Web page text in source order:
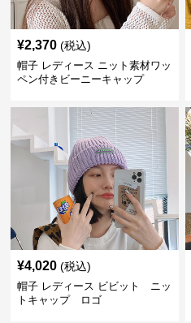
¥2,370 (税込)
帽子 レディース ニット素材ワッ
ペン付きビーニーキャップ
¥4,020 (税込)
帽子 レディース ビビット ニッ
トキャップ ロゴ